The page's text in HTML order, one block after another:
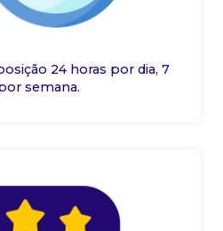
24 horas por dia, 7
semana.